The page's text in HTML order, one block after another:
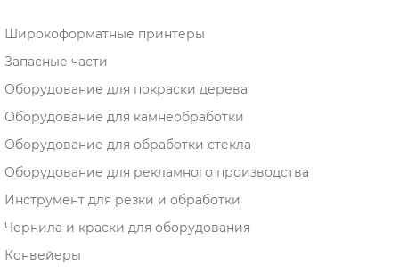
Широкоформатные принтеры
Запасные части
Оборудование для покраски дерева
Оборудование для камнеобработки
Оборудование для обработки стекла
Оборудование для рекламного производства
Инструмент для резки и обработки
Чернила и краски для оборудования
Конвейеры